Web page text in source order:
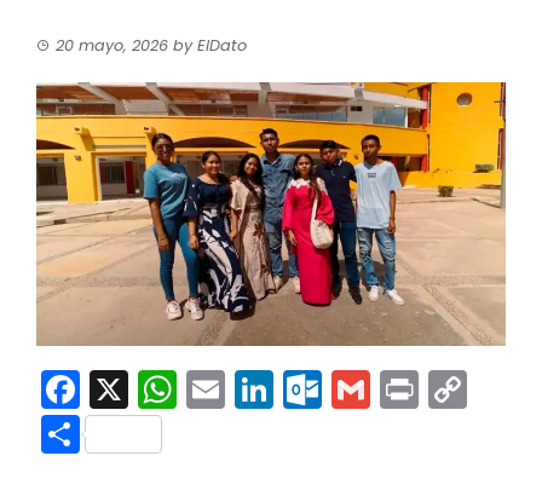
20 mayo, 2026 byElDato
Facebook
X WhatsApp
EmailLinkedInGmail
Print
Compartir